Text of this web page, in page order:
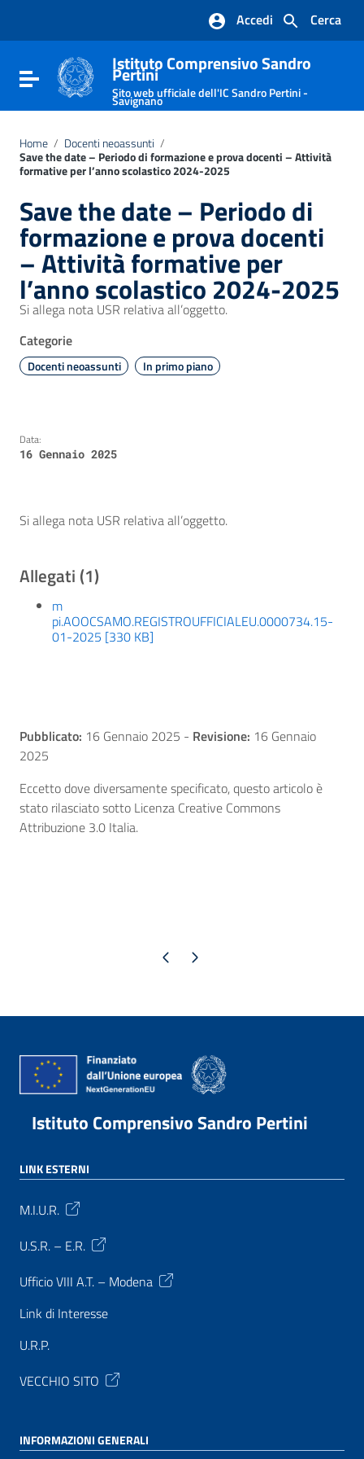
Vai al footer
Cerca
Accedi
Attiva / disattiva la navigazione
Istituto Comprensivo Sandro
Pertini
Sito web ufficiale dell'IC Sandro Pertini -
Savignano
Home / Docenti neoassunti /
Save the date – Periodo di formazione e prova docenti – Attività
formative per l’anno scolastico 2024-2025
Save the date – Periodo di
formazione e prova docenti
– Attività formative per
l’anno scolastico 2024-2025
Si allega nota USR relativa all’oggetto.
Categorie
Docenti neoassunti In primo piano
Data:
16 Gennaio 2025
Si allega nota USR relativa all’oggetto.
Allegati (1)
m
pi.AOOCSAMO.REGISTROUFFICIALEU.0000734.15-
01-2025 [330 KB]
Pubblicato: 16 Gennaio 2025 - Revisione: 16 Gennaio
2025
Eccetto dove diversamente specificato, questo articolo è
stato rilasciato sotto Licenza Creative Commons
Attribuzione 3.0 Italia.
Pagina precedente
Pagina successiva
Istituto Comprensivo Sandro Pertini
LINK ESTERNI
M.I.U.R.
U.S.R. – E.R.
Ufficio VIII A.T. – Modena
Link di Interesse
U.R.P.
VECCHIO SITO
INFORMAZIONI GENERALI